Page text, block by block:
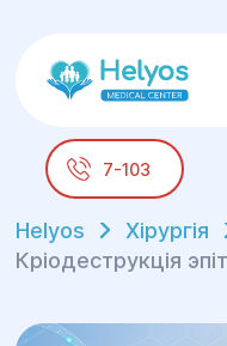
7-103
Helyos Хірургія
Кріодеструкція